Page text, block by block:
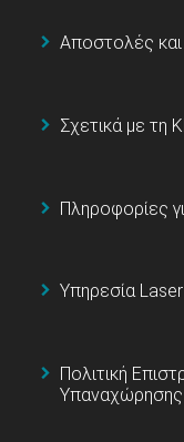
Αποστολές
Σχετικά με τη
Πληροφορίες
Υπηρεσία
Πολιτική
Υπαναχώρησης